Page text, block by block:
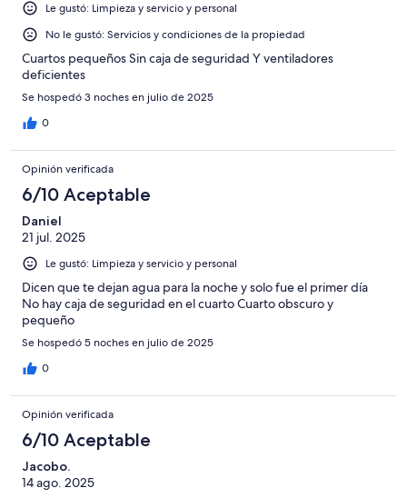
Le gustó: Limpieza y servicio y personal
No le gustó: Servicios y condiciones de la propiedad
Cuartos pequeños Sin caja de seguridad Y ventiladores
deficientes
Se hospedó 3 noches en julio de 2025
0
Opinión verificada
6/10 Aceptable
Daniel
21 jul. 2025
Le gustó: Limpieza y servicio y personal
Dicen que te dejan agua para la noche y solo fue el primer día
No hay caja de seguridad en el cuarto Cuarto obscuro y
pequeño
Se hospedó 5 noches en julio de 2025
0
Opinión verificada
6/10 Aceptable
Jacobo.
14 ago. 2025